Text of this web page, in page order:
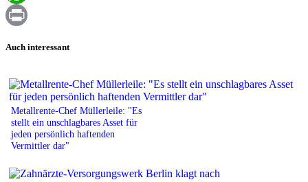
WhatsApp
Auch interessant
Metallrente-Chef Müllerleile: "Es
stellt ein unschlagbares Asset für
jeden persönlich haftenden
Vermittler dar"